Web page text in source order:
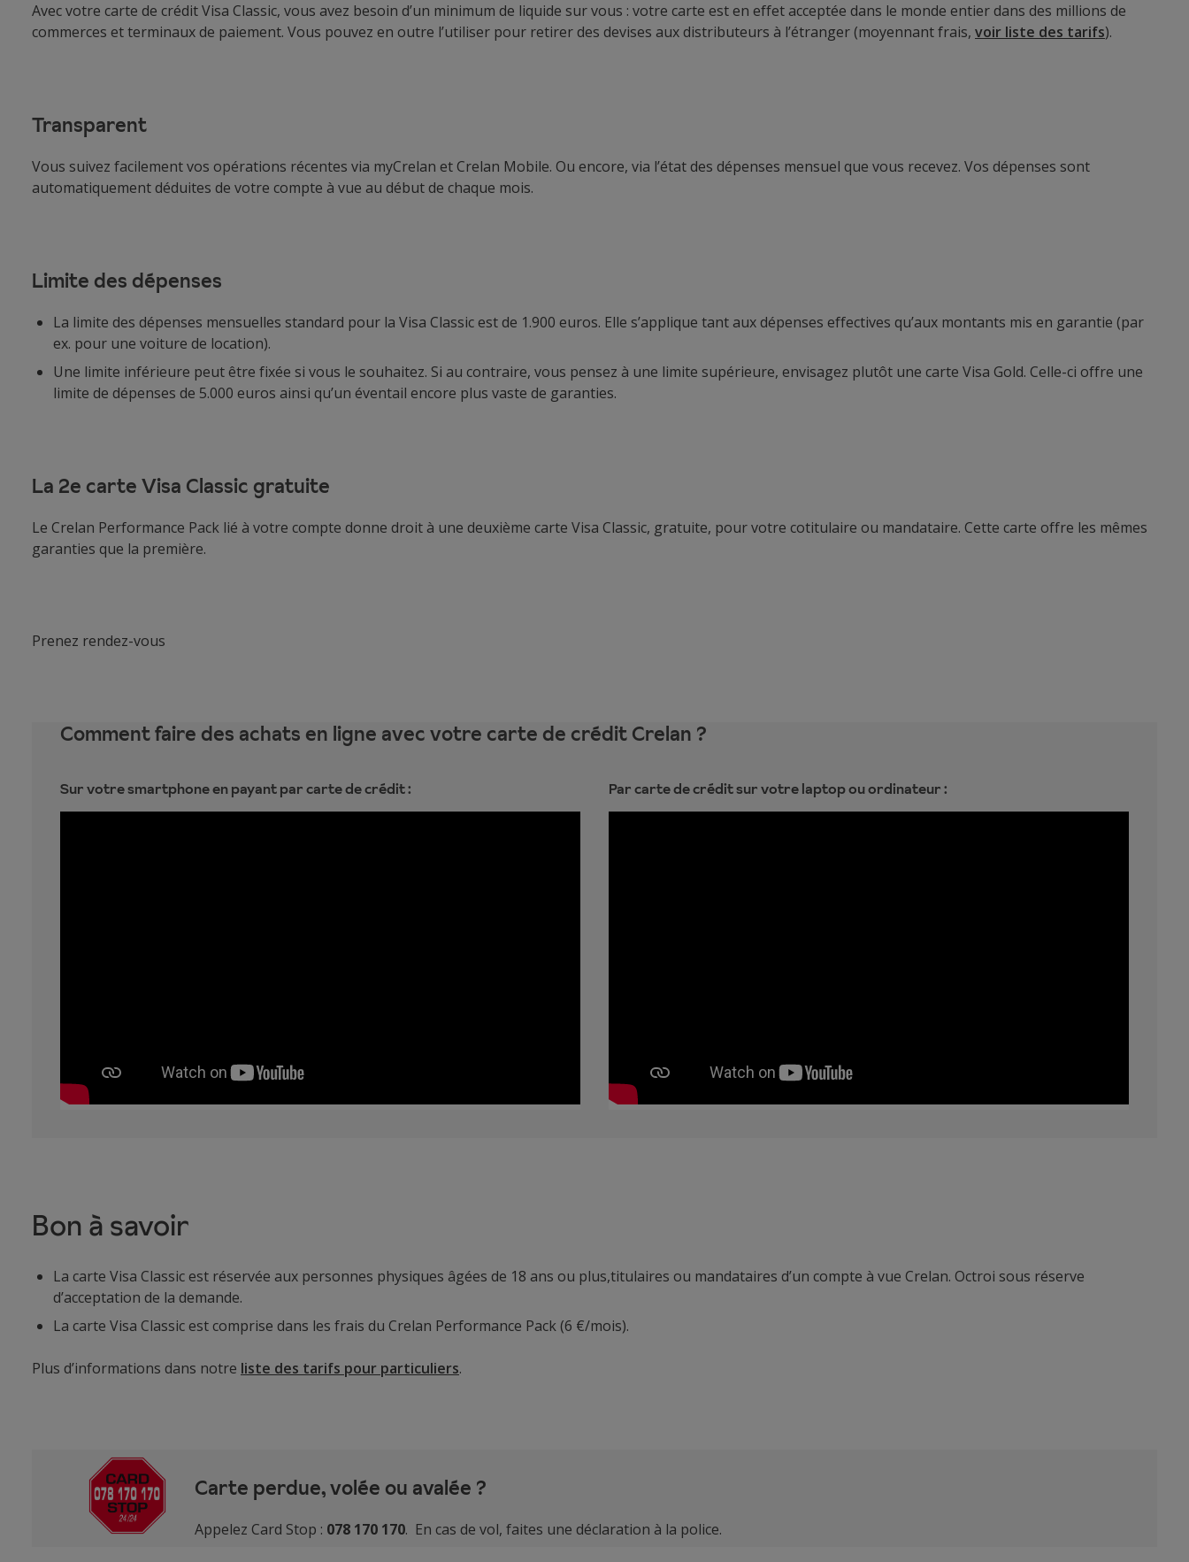
Avec votre carte de crédit Visa Classic, vous avez besoin d’un minimum de liquide sur vous : votre carte est en effet acceptée dans le monde entier dans des millions de
commerces et terminaux de paiement. Vous pouvez en outre l’utiliser pour retirer des devises aux distributeurs à l’étranger (moyennant frais, voir liste des tarifs).
Transparent
Vous suivez facilement vos opérations récentes via myCrelan et Crelan Mobile. Ou encore, via l’état des dépenses mensuel que vous recevez. Vos dépenses sont
automatiquement déduites de votre compte à vue au début de chaque mois.
Limite des dépenses
La limite des dépenses mensuelles standard pour la Visa Classic est de 1.900 euros. Elle s’applique tant aux dépenses effectives qu’aux montants mis en garantie (par
ex. pour une voiture de location).
Une limite inférieure peut être fixée si vous le souhaitez. Si au contraire, vous pensez à une limite supérieure, envisagez plutôt une carte Visa Gold. Celle-ci offre une
limite de dépenses de 5.000 euros ainsi qu’un éventail encore plus vaste de garanties.
La 2e carte Visa Classic gratuite
Le Crelan Performance Pack lié à votre compte donne droit à une deuxième carte Visa Classic, gratuite, pour votre cotitulaire ou mandataire. Cette carte offre les mêmes
garanties que la première.
Prenez rendez-vous
Comment faire des achats en ligne avec votre carte de crédit Crelan ?
Sur votre smartphone en payant par carte de crédit : Par carte de crédit sur votre laptop ou ordinateur :
Bon à savoir
La carte Visa Classic est réservée aux personnes physiques âgées de 18 ans ou plus,titulaires ou mandataires d’un compte à vue Crelan. Octroi sous réserve
d’acceptation de la demande.
La carte Visa Classic est comprise dans les frais du Crelan Performance Pack (6 €/mois).
Plus d’informations dans notre liste des tarifs pour particuliers.
Carte perdue, volée ou avalée ?
Appelez Card Stop : 078 170 170. En cas de vol, faites une déclaration à la police.